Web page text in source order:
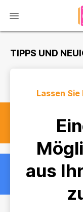
TIPPS UND
Lassen
aus